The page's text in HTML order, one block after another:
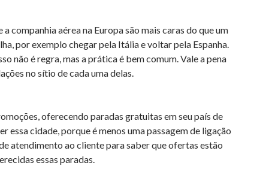
companhia aérea na Europa são mais caras do que um
por exemplo chegar pela Itália e voltar pela Espanha.
não é regra, mas a prática é bem comum. Vale a pena
no sítio de cada uma delas.
oferecendo paradas gratuitas em seu país de
essa cidade, porque é menos uma passagem de ligação
atendimento ao cliente para saber que ofertas estão
essas paradas.